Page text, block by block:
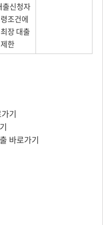
출신청자
조건에
장 대출
한
기
바로가기